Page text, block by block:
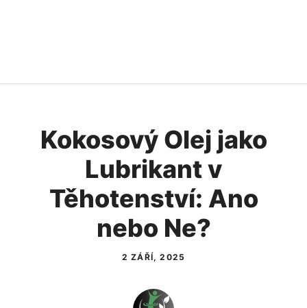
Kokosový Olej jako
Lubrikant v
Těhotenství: Ano
nebo Ne?
2 ZÁŘÍ, 2025